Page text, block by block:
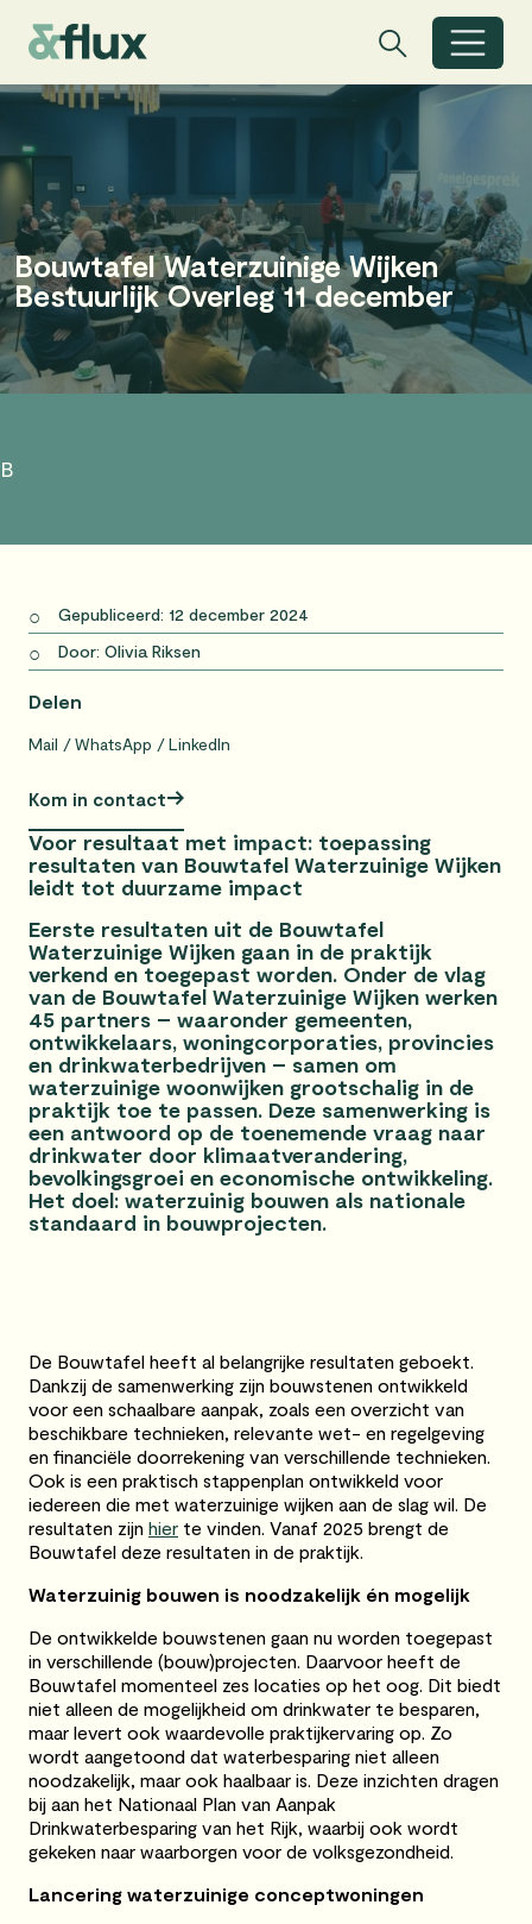
Zoekbalk
Zoeken Zoeken
Bouwtafel Waterzuinige Wijken
Bestuurlijk Overleg 11 december
B
Gepubliceerd: 12 december 2024
Door: Olivia Riksen
Delen
Mail WhatsApp LinkedIn
Kom in contact
Voor resultaat met impact: toepassing
resultaten van Bouwtafel Waterzuinige Wijken
leidt tot duurzame impact
Eerste resultaten uit de Bouwtafel
Waterzuinige Wijken gaan in de praktijk
verkend en toegepast worden. Onder de vlag
van de Bouwtafel Waterzuinige Wijken werken
45 partners – waaronder gemeenten,
ontwikkelaars, woningcorporaties, provincies
en drinkwaterbedrijven – samen om
waterzuinige woonwijken grootschalig in de
praktijk toe te passen. Deze samenwerking is
een antwoord op de toenemende vraag naar
drinkwater door klimaatverandering,
bevolkingsgroei en economische ontwikkeling.
Het doel: waterzuinig bouwen als nationale
standaard in bouwprojecten.
De Bouwtafel heeft al belangrijke resultaten geboekt.
Dankzij de samenwerking zijn bouwstenen ontwikkeld
voor een schaalbare aanpak, zoals een overzicht van
beschikbare technieken, relevante wet- en regelgeving
en financiële doorrekening van verschillende technieken.
Ook is een praktisch stappenplan ontwikkeld voor
iedereen die met waterzuinige wijken aan de slag wil. De
resultaten zijn hier te vinden. Vanaf 2025 brengt de
Bouwtafel deze resultaten in de praktijk.
Waterzuinig bouwen is noodzakelijk én mogelijk
De ontwikkelde bouwstenen gaan nu worden toegepast
in verschillende (bouw)projecten. Daarvoor heeft de
Bouwtafel momenteel zes locaties op het oog. Dit biedt
niet alleen de mogelijkheid om drinkwater te besparen,
maar levert ook waardevolle praktijkervaring op. Zo
wordt aangetoond dat waterbesparing niet alleen
noodzakelijk, maar ook haalbaar is. Deze inzichten dragen
bij aan het Nationaal Plan van Aanpak
Drinkwaterbesparing van het Rijk, waarbij ook wordt
gekeken naar waarborgen voor de volksgezondheid.
Lancering waterzuinige conceptwoningen